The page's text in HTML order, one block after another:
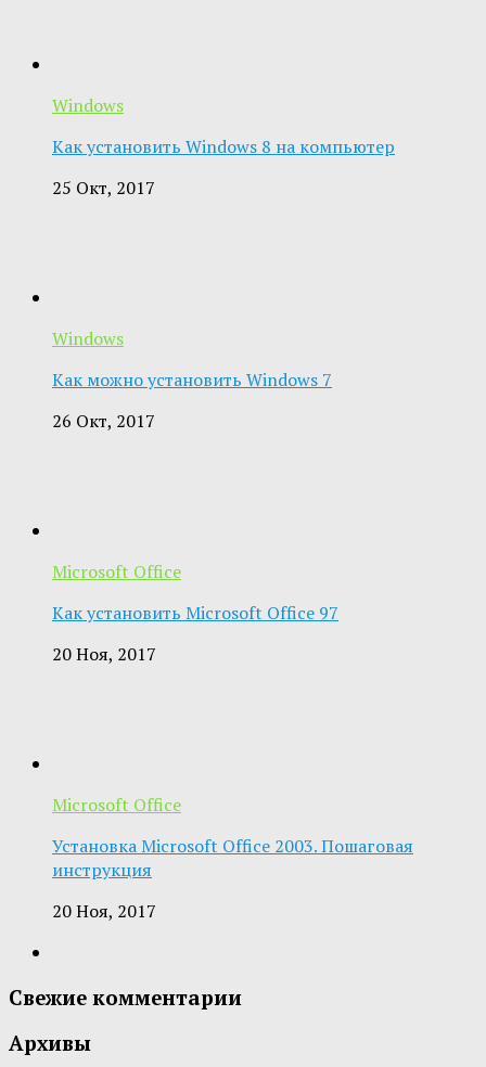
Windows
Как установить Windows 8 на компьютер
25 Окт, 2017
Windows
Как можно установить Windows 7
26 Окт, 2017
Microsoft Office
Как установить Microsoft Office 97
20 Ноя, 2017
Microsoft Office
Установка Microsoft Office 2003. Пошаговая
инструкция
20 Ноя, 2017
Свежие комментарии
Архивы